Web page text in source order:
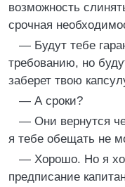
возможность
срочная
— Будут тебе
требованию, но
заберет твою
— А сроки?
— Они вернутся
я тебе обещать не
— Хорошо. Но я
предписание